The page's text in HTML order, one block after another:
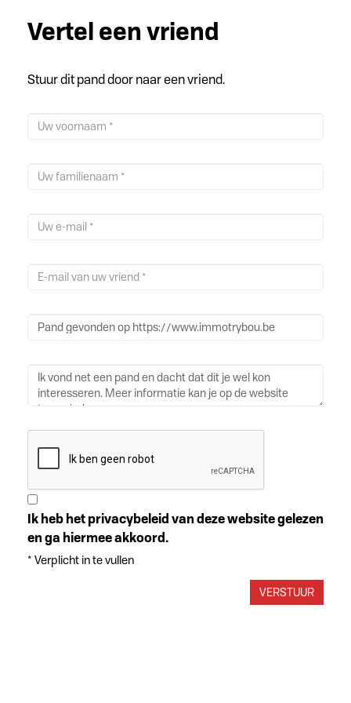
Vertel een vriend
Stuur dit pand door naar een vriend.
Ik heb het privacybeleid van deze website gelezen
en ga hiermee akkoord.
* Verplicht in te vullen